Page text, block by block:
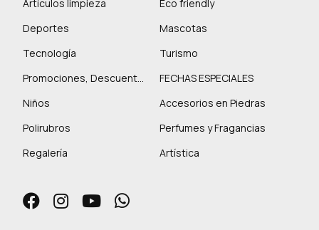
Artículos limpieza
Eco friendly
Deportes
Mascotas
Tecnología
Turismo
Promociones, Descuentos y más
FECHAS ESPECIALES
Niños
Accesorios en Piedras
Polirubros
Perfumes y Fragancias
Regalería
Artística